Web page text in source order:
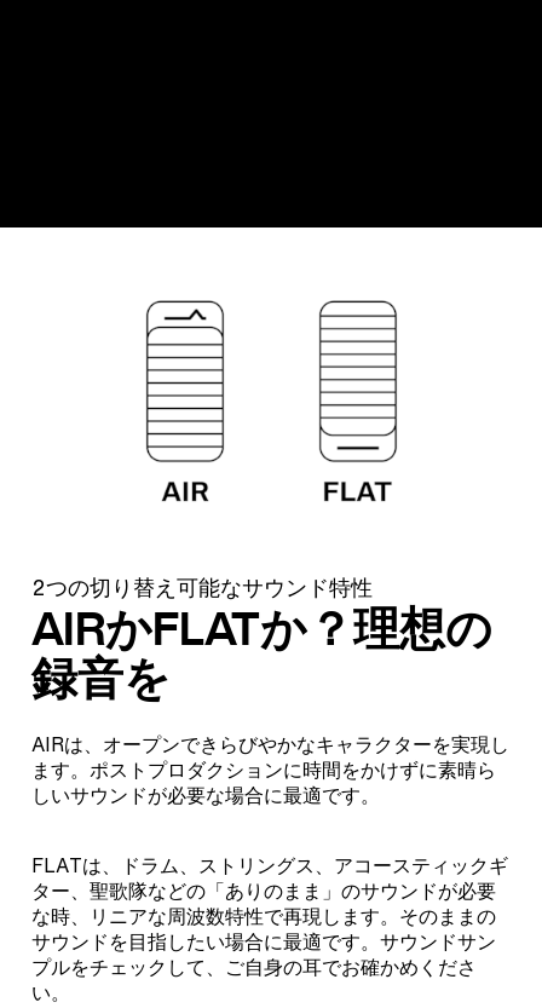
2つの切り替え可能なサウンド特性
AIRかFLATか？理想の
録音を
AIRは、オープンできらびやかなキャラクターを実現し
ます。ポストプロダクションに時間をかけずに素晴ら
しいサウンドが必要な場合に最適です。
FLATは、ドラム、ストリングス、アコースティックギ
ター、聖歌隊などの「ありのまま」のサウンドが必要
な時、リニアな周波数特性で再現します。そのままの
サウンドを目指したい場合に最適です。サウンドサン
プルをチェックして、ご自身の耳でお確かめくださ
い。